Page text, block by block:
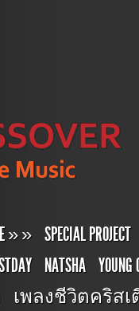
»» SPECIAL PROJECT
NATSHA YOUNG
เพลงชีวิตคริสเตียน